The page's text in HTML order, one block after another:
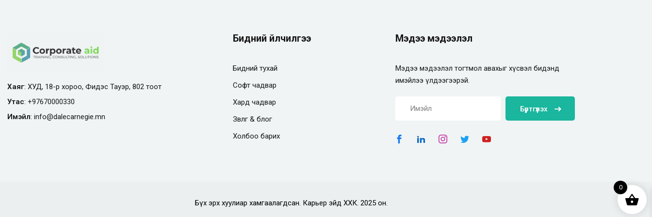
Хаяг: ХУД, 18-р хороо, Фидэс Тауэр, 802 тоот
Утас: +97670000330
Имэйл: info@dalecarnegie.mn
Бидний үйлчилгээ
Бидний тухай
Софт чадвар
Хард чадвар
Зөвлөгөө & блог
Холбоо барих
Мэдээ мэдээлэл
Мэдээ мэдээлэл тогтмол авахыг хүсвэл бидэнд
имэйлээ үлдээгээрэй.
Бүртгүүлэх
Бүх эрх хуулиар хамгаалагдсан. Карьер эйд ХХК. 2025 он.
0